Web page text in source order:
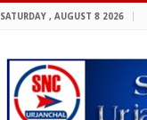
SATURDAY , AUGUST 8 2026